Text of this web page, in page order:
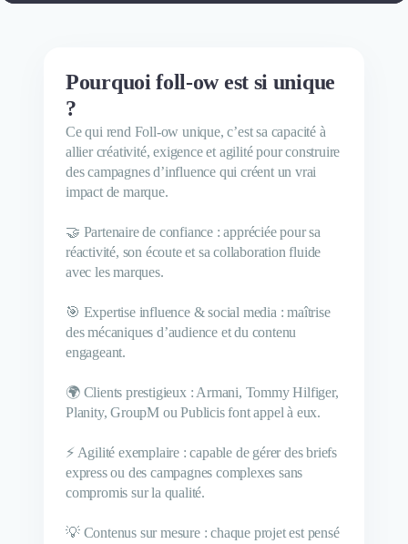
Pourquoi foll-ow est si unique
?
Ce qui rend Foll-ow unique, c’est sa capacité à
allier créativité, exigence et agilité pour construire
des campagnes d’influence qui créent un vrai
impact de marque.
🤝 Partenaire de confiance : appréciée pour sa
réactivité, son écoute et sa collaboration fluide
avec les marques.
🎯 Expertise influence & social media : maîtrise
des mécaniques d’audience et du contenu
engageant.
🌍 Clients prestigieux : Armani, Tommy Hilfiger,
Planity, GroupM ou Publicis font appel à eux.
⚡ Agilité exemplaire : capable de gérer des briefs
express ou des campagnes complexes sans
compromis sur la qualité.
💡 Contenus sur mesure : chaque projet est pensé